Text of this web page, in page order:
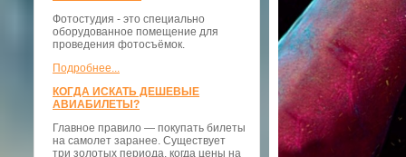
Фотостудия - это специально
оборудованное помещение для
проведения фотосъёмок.
Подробнее...
КОГДА ИСКАТЬ ДЕШЕВЫЕ
АВИАБИЛЕТЫ?
Главное правило — покупать билеты
на самолет заранее. Существует
три золотых периода, когда цены на